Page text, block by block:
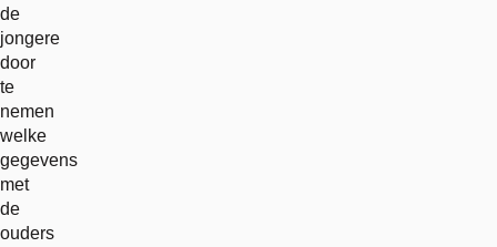
de
jongere
door
te
nemen
welke
gegevens
met
de
ouders